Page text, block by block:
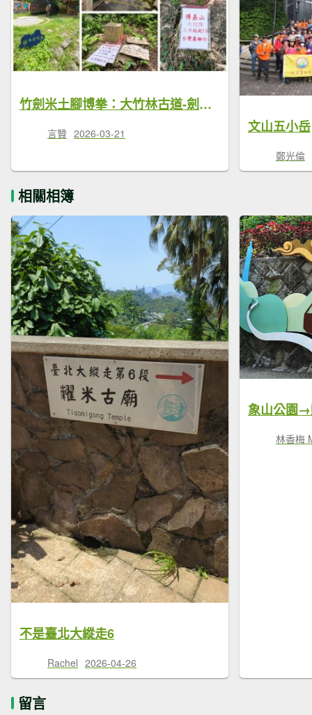
竹劍米土腳博拳：大竹林古道-劍頭山-糶米古道-土地公嶺古道-抱子腳山-博嘉山-拳山古道
言贊 2026-03-21 文山五小岳
鄭光倫
相關相簿
不是臺北大縱走6
Rachel 2026-04-26
林香梅
留言